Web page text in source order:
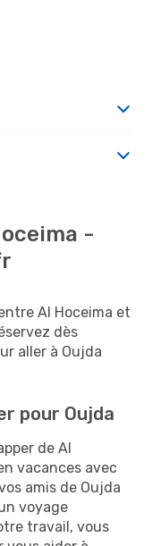
-
Al Hoceima et
dès
aller à Oujda
pour Oujda
de Al
vacances avec
amis de Oujda
voyage
travail, vous